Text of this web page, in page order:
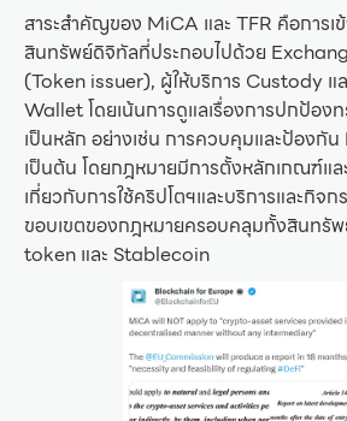
สาระสำคัญของ MiCA และ TFR คือการเ
สินทรัพย์ดิจิทัลที่ประกอบไปด้วย
(Token issuer), ผู้ให้บริการ Custody แ
Wallet โดยเน้นการดูแลเรื่องการปกป้อ
เป็นหลัก อย่างเช่น การควบคุมและป้องกั
เป็นต้น โดยกฎหมายมีการตั้งหลักเกณฑ์แ
เกี่ยวกับการใช้คริปโตฯและบริการและกิจ
ขอบเขตของกฎหมายครอบคลุมทั้งสินทรั
token และ Stablecoin